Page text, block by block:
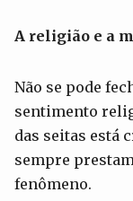
A religião e a
Não se pode
sentimento
das seitas está
sempre
fenômeno.